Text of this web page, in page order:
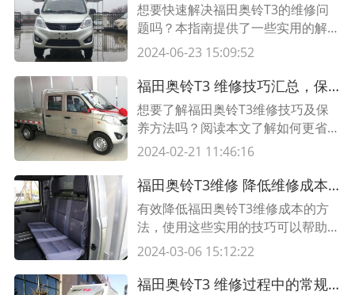
想要快速解决福田奥铃T3的维修问
题吗？本指南提供了一些实用的解决
方法和技巧，帮助您高效解决常见的
何轻松处理福田奥铃T3的各类维修
问题。
2024-06-23 15:09:52
福田奥铃T3 维修技巧汇总，保养更省心
想要了解福田奥铃T3维修技巧及保
养方法吗？阅读本文了解如何更省心
地维护您的车辆，同时找到适合的维
2024-02-21 11:46:16
福田奥铃T3维修 降低维修成本的实用技巧
有效降低福田奥铃T3维修成本的方
法，使用这些实用的技巧可以帮助您
更高效地维护和保养您的车辆。了解
2024-03-06 15:12:22
福田奥铃T3 维修过程中的常规保养指南，提高车辆性能和延长使用寿命